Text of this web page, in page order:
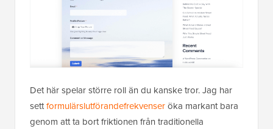
Det här spelar större roll än du kanske tror. Jag har
settformulärslutförandefrekvenseröka markant bara
genom att ta bort friktionen från traditionella